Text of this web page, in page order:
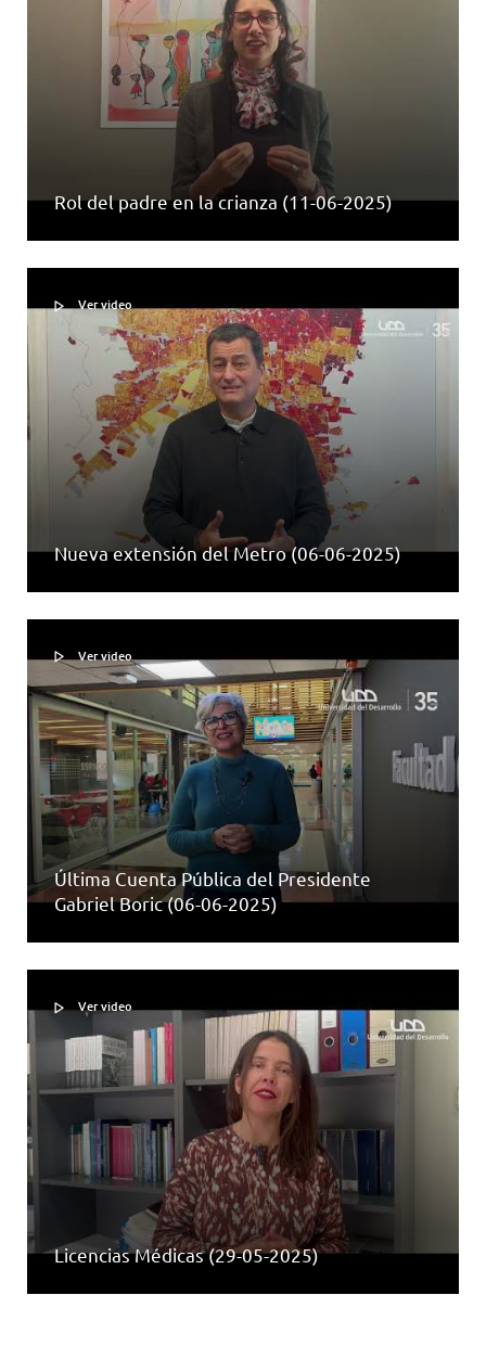
Rol del padre en la crianza (11-06-2025)
Ver video
Nueva extensión del Metro (06-06-2025)
Ver video
Última Cuenta Pública del Presidente
Gabriel Boric (06-06-2025)
Ver video
Licencias Médicas (29-05-2025)